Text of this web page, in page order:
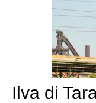
Ilva di